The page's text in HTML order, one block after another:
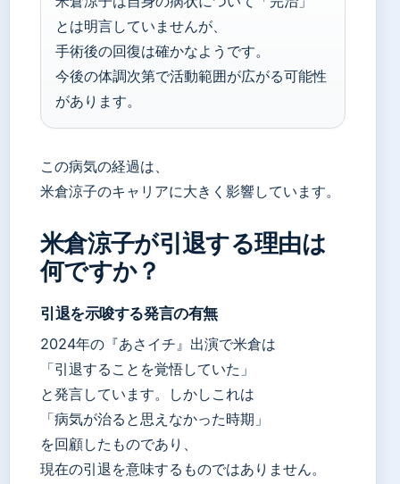
とは明言していませんが、
手術後の回復は確かなようです。
今後の体調次第で活動範囲が広がる可能性
があります。
この病気の経過は、
米倉涼子のキャリアに大きく影響しています。
米倉涼子が引退する理由は
何ですか？
引退を示唆する発言の有無
2024年の『あさイチ』出演で米倉は
「引退することを覚悟していた」
と発言しています。しかしこれは
「病気が治ると思えなかった時期」
を回顧したものであり、
現在の引退を意味するものではありません。